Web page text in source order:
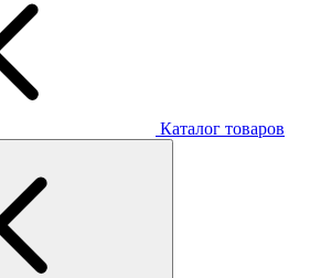
Каталог товаров